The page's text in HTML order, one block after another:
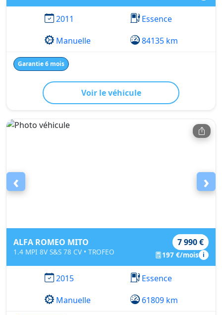
2011
Essence
Manuelle
84135 km
Garantie 6 mois
Voir le véhicule
‹ ›
ALFA ROMEO MITO
1.4 MPI 8V S&S 78 CV • TROFEO
7 990 €
197 €/mois i
2015
Essence
Manuelle
61809 km